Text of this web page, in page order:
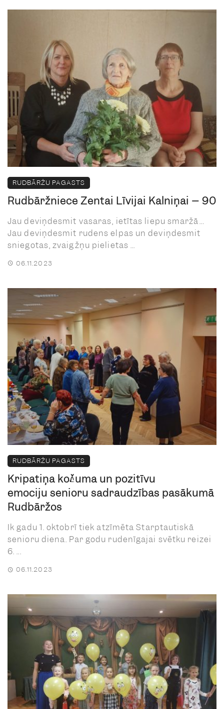
RUDBĀRŽU PAGASTS
Rudbāržniece Zentai Līvijai Kalniņai – 90
Jau deviņdesmit vasaras, ietītas liepu smaržā…
Jau deviņdesmit rudens elpas un deviņdesmit
sniegotas, zvaigžņu pielietas ...
06.11.2023
RUDBĀRŽU PAGASTS
Kripatiņa košuma un pozitīvu
emociju senioru sadraudzības pasākumā
Rudbāržos
Ik gadu 1. oktobrī tiek atzīmēta Starptautiskā
senioru diena. Par godu rudenīgajai svētku reizei
6. ...
06.11.2023